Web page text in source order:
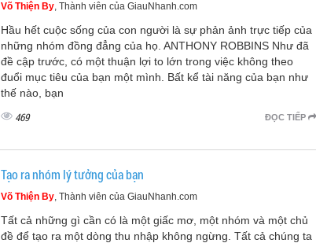
Võ Thiện By, Thành viên của GiauNhanh.com
Hầu hết cuộc sống của con người là sự phản ảnh trực tiếp của
những nhóm đồng đẳng của họ. ANTHONY ROBBINS Như đã
đề cập trước, có một thuận lợi to lớn trong việc không theo
đuổi mục tiêu của bạn một mình. Bất kể tài năng của bạn như
thế nào, bạn
ĐỌC TIẾP
469
Tạo ra nhóm lý tưởng của bạn
Võ Thiện By, Thành viên của GiauNhanh.com
Tất cả những gì cần có là một giấc mơ, một nhóm và một chủ
đề để tạo ra một dòng thu nhập không ngừng. Tất cả chúng ta